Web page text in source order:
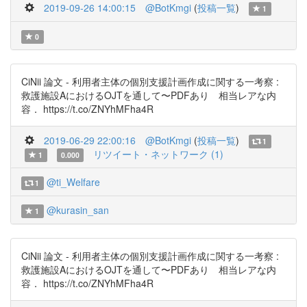
2019-09-26 14:00:15 @BotKmgi (投稿一覧) 1
0
CiNii 論文 - 利用者主体の個別支援計画作成に関する一考察 :
救護施設AにおけるOJTを通して〜PDFあり 相当レアな内
容． https://t.co/ZNYhMFha4R
2019-06-29 22:00:16 @BotKmgi (投稿一覧)
1
1
0.000 リツイート・ネットワーク (1)
1 @ti_Welfare
1 @kurasin_san
CiNii 論文 - 利用者主体の個別支援計画作成に関する一考察 :
救護施設AにおけるOJTを通して〜PDFあり 相当レアな内
容． https://t.co/ZNYhMFha4R